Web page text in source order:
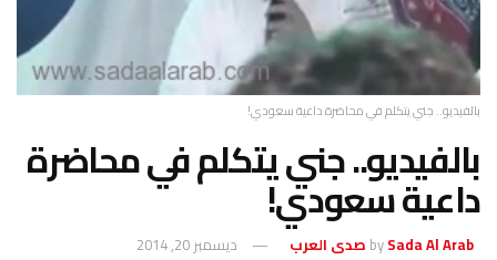
داعية سعودي!
جني يتكلم في محاضرة
ديسمبر 20, 2014